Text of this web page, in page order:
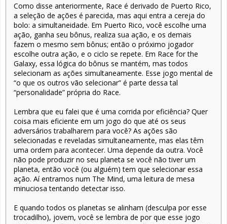
Como disse anteriormente, Race é derivado de Puerto Rico,
a seleção de ações é parecida, mas aqui entra a cereja do
bolo: a simultaneidade. Em Puerto Rico, você escolhe uma
ação, ganha seu bônus, realiza sua ação, e os demais
fazem o mesmo sem bônus; então o próximo jogador
escolhe outra ação, e o ciclo se repete. Em Race for the
Galaxy, essa lógica do bônus se mantém, mas todos
selecionam as ações simultaneamente. Esse jogo mental de
“o que os outros vão selecionar” é parte dessa tal
“personalidade” própria do Race.
Lembra que eu falei que é uma corrida por eficiência? Quer
coisa mais eficiente em um jogo do que até os seus
adversários trabalharem para você? As ações são
selecionadas e reveladas simultaneamente, mas elas têm
uma ordem para acontecer. Uma depende da outra. Você
não pode produzir no seu planeta se você não tiver um
planeta, então você (ou alguém) tem que selecionar essa
ação. Aí entramos num The Mind, uma leitura de mesa
minuciosa tentando detectar isso.
E quando todos os planetas se alinham (desculpa por esse
trocadilho), jovem, você se lembra de por que esse jogo